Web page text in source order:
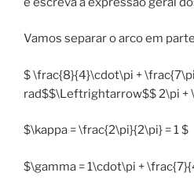
Vamos separar o arco em
$ \frac{8}{4}\cdot\pi +
rad$$\Leftrightarrow$$ 2\pi +
$\kappa = \frac{2\pi}{2\pi} = 1 $
$\gamma = 1\cdot\pi +